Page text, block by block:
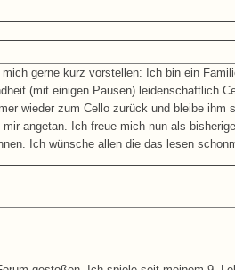
gerne kurz vorstellen: Ich bin ein
(mit einigen Pausen) leidenschaftlich
wieder zum Cello zurück und bleibe ihm
angetan. Ich freue mich nun als
Ich wünsche allen die das lesen